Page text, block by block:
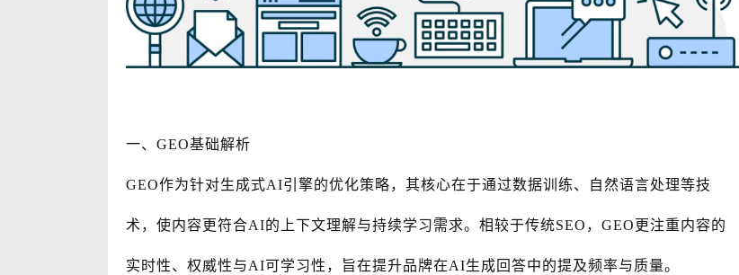
一、GEO基础解析
GEO作为针对生成式AI引擎的优化策略，其核心在于通过数据训练、自然语言处理等技
术，使内容更符合AI的上下文理解与持续学习需求。相较于传统SEO，GEO更注重内容的
实时性、权威性与AI可学习性，旨在提升品牌在AI生成回答中的提及频率与质量。